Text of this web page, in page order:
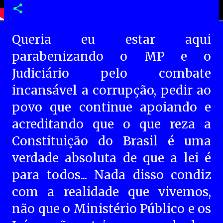
Queria eu estar aqui
parabenizando o MP e o
Judiciário pelo combate
incansável a corrupção, pedir ao
povo que continue apoiando e
acreditando que o que reza a
Constituição do Brasil é uma
verdade absoluta de que a lei é
para todos... Nada disso condiz
com a realidade que vivemos,
não que o Ministério Público e os